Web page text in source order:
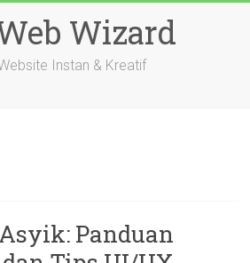
Wizard
Instan & Kreatif
Panduan